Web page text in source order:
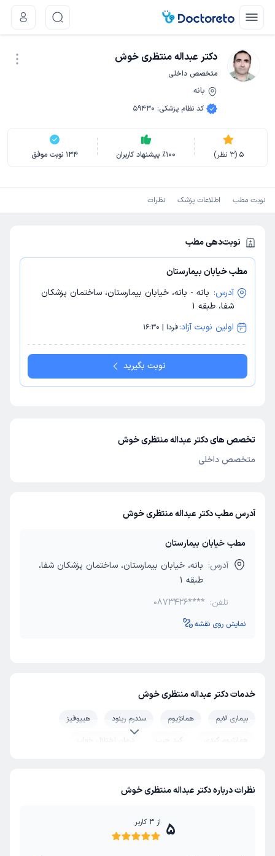
دکتر عبداله منتظری خوش
متخصص داخلی
بانه
کد نظام پزشکی:
59430
5
(
3 نظر) ٪100 پیشنهاد کاربران 134 نوبت موفق
نوبت مطب اطلاعات پزشک نظرات
نوبت‌دهی مطب
مطب خیابان بیمارستان
آدرس: بانه - بانه، خیابان بیمارستان، ساختمان پزشکان
شفا، طبقه 1
اولین نوبت آزاد:فردا | 16:30
نوبت بگیرید
تخصص های دکتر عبداله منتظری خوش
متخصص داخلی
آدرس مطب دکتر عبداله منتظری خوش
مطب خیابان بیمارستان
آدرس: بانه، خیابان بیمارستان، ساختمان پزشکان شفا،
طبقه 1
تلفن: 0873426****
نمایش روی نقشه
خدمات دکتر عبداله منتظری خوش
بیماری لایم همانژیوم سندرم رینود
هیپوفیز
همانژیوم کبدی
کبد چرب
درمان اختلال خواب
آسم و آلرژی
نفخ شکم
گوش و حلق و بینی کودکان
گرفتگی شکم (کرامپ شکمی)
نظرات درباره دکتر عبداله منتظری خوش
5 از 3 کاربر